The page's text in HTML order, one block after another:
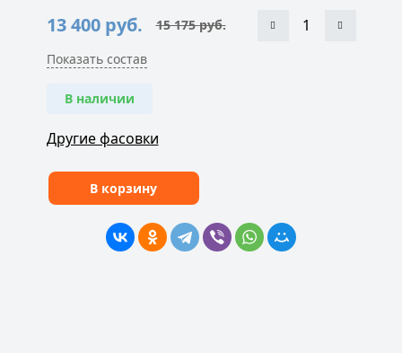
15 175руб.
Первоначальная
составляла
15
13 400 руб.
Текущая
13
400 руб..
Показать состав
В наличии
Другие фасовки
В корзину